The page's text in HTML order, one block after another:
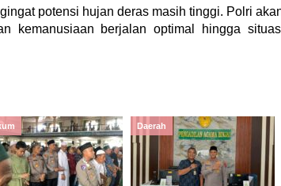
potensi hujan deras masih tinggi. Polri
kemanusiaan berjalan optimal hingga
Daerah